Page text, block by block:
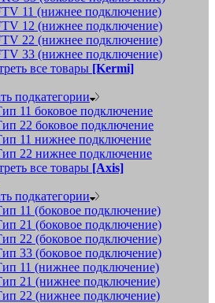
11 (нижнее подключение)
12 (нижнее подключение)
22 (нижнее подключение)
33 (нижнее подключение)
все товары [Kermi]
подкатегории
11 боковое подключение
22 боковое подключение
11 нижнее подключение
22 нижнее подключение
все товары [Axis]
подкатегории
11 (боковое подключение)
21 (боковое подключение)
22 (боковое подключение)
33 (боковое подключение)
11 (нижнее подключение)
21 (нижнее подключение)
22 (нижнее подключение)